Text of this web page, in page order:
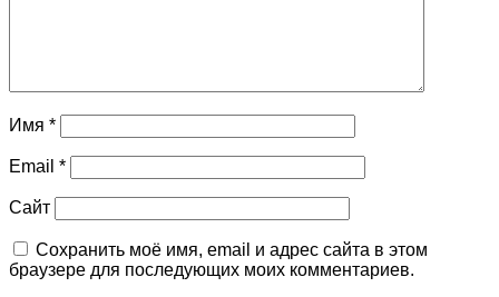
Имя *
Email *
Сайт
Сохранить моё имя, email и адрес сайта в этом
браузере для последующих моих комментариев.